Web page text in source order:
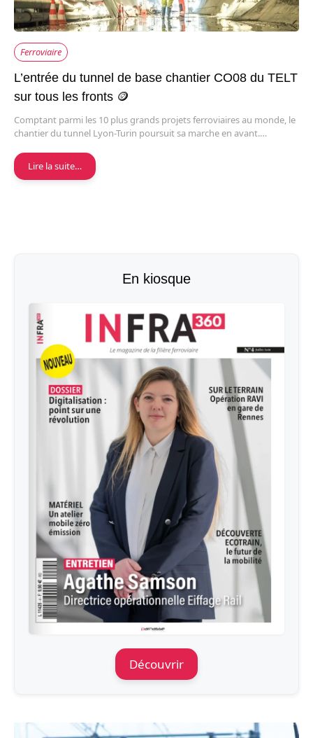
Ferroviaire
L’entrée du tunnel de base chantier CO08 du TELT
sur tous les fronts 🪙
Comptant parmi les 10 plus grands projets ferroviaires au monde, le
chantier du tunnel Lyon-Turin poursuit sa marche en avant.…
Lire la suite…
En kiosque
Découvrir